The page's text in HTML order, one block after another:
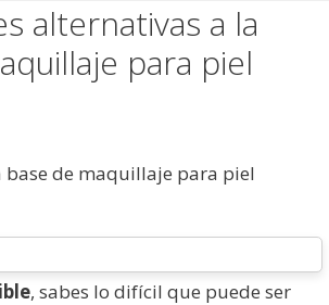
alternativas a la
para piel
, sabes lo difícil que puede ser